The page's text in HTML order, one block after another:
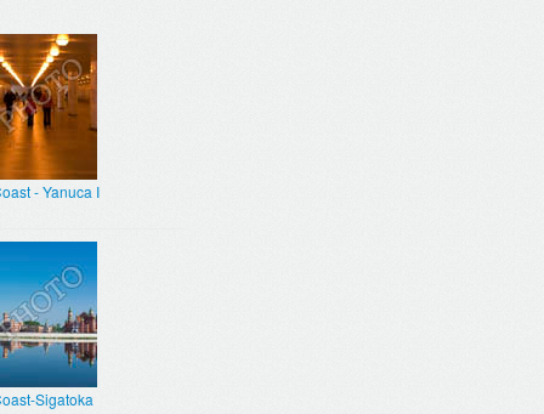
- Yanuca I
Sigatoka